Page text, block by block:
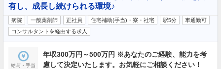
有し、成長し続けられる環境♪
病院 一般薬剤師 正社員 住宅補助(手当)・寮・社宅 駅5分
車通勤可
コンサルタントを経由する求人
給与・手当
年収300万円～500万円 ※あなたのご経験、能力を考
慮して決定いたします。お気軽にご相談ください！